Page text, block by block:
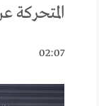
المتحركة عن
02:07